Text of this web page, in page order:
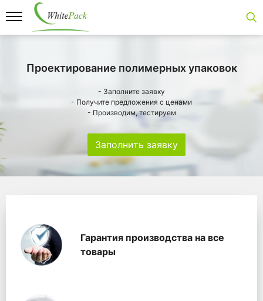
Проектирование полимерных упаковок
- Заполните заявку
- Получите предложения с ценами
- Производим, тестируем
Заполнить заявку
WhitePackГарантия производства на все
товары